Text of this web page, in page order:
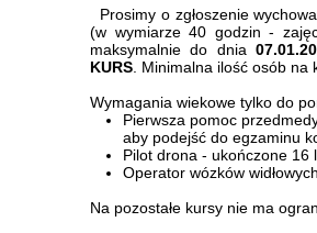
Prosimy o zgłoszenie
(w wymiarze 40 godzin -
maksymalnie do dnia
KURS . Minimalna ilość osób na
Wymagania wiekowe tylko do
Pierwsza pomoc
aby podejść do egzaminu
Pilot drona - ukończone 16
Operator wózków
Na pozostałe kursy nie ma